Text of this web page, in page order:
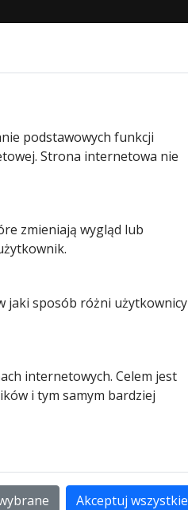
podstawowych funkcji
Strona internetowa nie
zmieniają wygląd lub
jaki sposób różni użytkownicy
internetowych. Celem jest
i tym samym bardziej
Akceptuj wszystkie